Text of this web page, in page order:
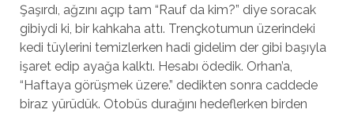
Şaşırdı, ağzını açıp tam “Rauf da kim?” diye soracak
gibiydi ki, bir kahkaha attı. Trençkotumun üzerindeki
kedi tüylerini temizlerken hadi gidelim der gibi başıyla
işaret edip ayağa kalktı. Hesabı ödedik. Orhan’a,
“Haftaya görüşmek üzere.” dedikten sonra caddede
biraz yürüdük. Otobüs durağını hedeflerken birden